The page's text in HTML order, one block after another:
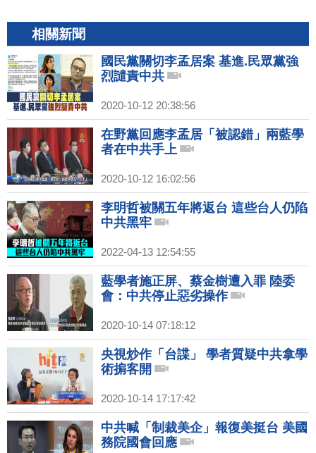
相關新聞
國民黨關切李孟居案 基進.民眾黨強
烈譴責中共
2020-10-12 20:38:56
在野黨回應李孟居「被認錯」兩藍學
者在中共手上
2020-10-12 16:02:56
李明哲被關五年將返台 這些台人仍陷
中共黑牢
2022-04-13 12:54:55
藍學者施正屏、蔡金樹遭入罪 陸委
會：中共停止惡劣操作
2020-10-14 07:18:12
央視炒作「台諜」 學者質疑中共拿學
術掮客開
2020-10-14 17:17:42
中共喊「制裁美企」報復美挺台 美國
務院國會回應